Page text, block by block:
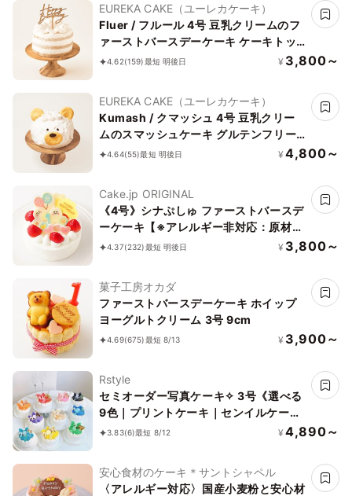
EUREKA CAKE（ユーレカケーキ）
Fluer / フルール 4号 豆乳クリームのフ
ァーストバースデーケーキ ケーキトッ
パー付き グルテンフリー 小麦・乳不使
4.62(159)最短 明後日 ¥ 3,800～
EUREKA CAKE（ユーレカケーキ）
Kumash / クマッシュ 4号 豆乳クリー
ムのスマッシュケーキ グルテンフリー
小麦不使用
4.64(55)最短 明後日 ¥ 4,800～
Cake.jp ORIGINAL
《4号》シナぷしゅ ファーストバースデ
ーケーキ【※アレルギー非対応：原材料
の一部に、小麦・卵・乳成分・大豆を含
4.37(232)最短 明後日 ¥ 3,800～
菓子工房オカダ
ファーストバースデーケーキ ホイップ
ヨーグルトクリーム 3号 9cm
4.69(675)最短 8/13 ¥ 3,900～
Rstyle
セミオーダー写真ケーキ✧ 3号《選べる
9色｜プリントケーキ｜センイルケーキ
｜リボン｜薔薇｜お好きなお写真と数字
3.83(6)最短 8/12 ¥ 4,890～
安心食材のケーキ＊サントシャペル
〈アレルギー対応〉国産小麦粉と安心材